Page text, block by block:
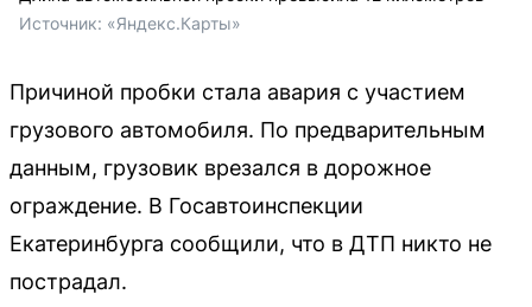
Источник: «Яндекс.Карты»
Причиной пробки стала авария с участием
грузового автомобиля. По предварительным
данным, грузовик врезался в дорожное
ограждение. В Госавтоинспекции
Екатеринбурга сообщили, что в ДТП никто не
пострадал.